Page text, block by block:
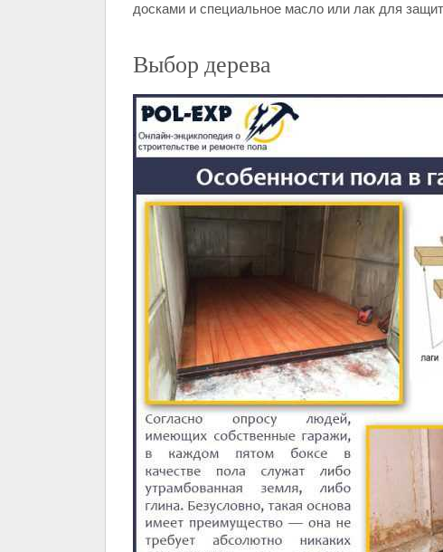
досками и специальное масло или лак для
Выбор дерева